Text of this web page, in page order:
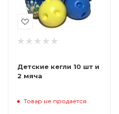
Детские кегли 10 шт и
2 мяча
Товар не продается